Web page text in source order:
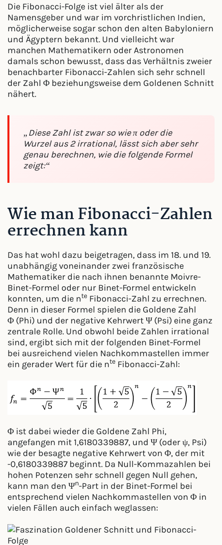
Die Fibonacci-Folge ist viel älter als der
Namensgeber und war im vorchristlichen Indien,
möglicherweise sogar schon den alten Babyloniern
und Ägyptern bekannt. Und vielleicht war
manchen Mathematikern oder Astronomen
damals schon bewusst, dass das Verhältnis zweier
benachbarter Fibonacci-Zahlen sich sehr schnell
der Zahl Φ beziehungsweise dem Goldenen Schnitt
nähert.
„Diese Zahl ist zwar so wie π oder die
Wurzel aus 2 irrational, lässt sich aber sehr
genau berechnen, wie die folgende Formel
zeigt:“
Wie man Fibonacci-Zahlen
errechnen kann
Das hat wohl dazu beigetragen, dass im 18. und 19.
unabhängig voneinander zwei französische
Mathematiker die nach ihnen benannte Moivre-
Binet-Formel oder nur Binet-Formel entwickeln
konnten, um die nte Fibonacci-Zahl zu errechnen.
Denn in dieser Formel spielen die Goldene Zahl
Φ (Phi) und der negative Kehrwert Ψ (Psi) eine ganz
zentrale Rolle. Und obwohl beide Zahlen irrational
sind, ergibt sich mit der folgenden Binet-Formel
bei ausreichend vielen Nachkommastellen immer
ein gerader Wert für die nte Fibonacci-Zahl:
Φ ist dabei wieder die Goldene Zahl Phi,
angefangen mit 1,6180339887, und Ψ (oder ψ, Psi)
wie der besagte negative Kehrwert von Φ, der mit
-0,6180339887 beginnt. Da Null-Kommazahlen bei
hohen Potenzen sehr schnell gegen Null gehen,
kann man den Ψn-Part in der Binet-Formel bei
entsprechend vielen Nachkommastellen von Φ in
vielen Fällen auch einfach weglassen: